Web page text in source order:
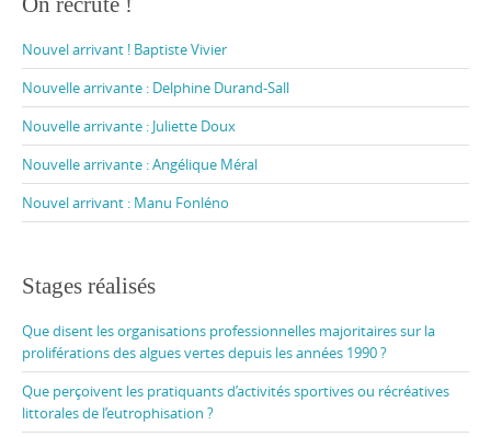
Nouvel arrivant ! Baptiste Vivier
Nouvelle arrivante : Delphine Durand-Sall
Nouvelle arrivante : Juliette Doux
Nouvelle arrivante : Angélique Méral
Nouvel arrivant : Manu Fonléno
Stages réalisés
Que disent les organisations professionnelles majoritaires sur la
proliférations des algues vertes depuis les années 1990 ?
Que perçoivent les pratiquants d’activités sportives ou récréatives
littorales de l’eutrophisation ?